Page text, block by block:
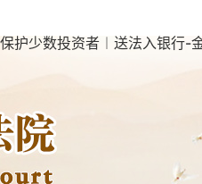
保护少数投资者︱送法入银行-